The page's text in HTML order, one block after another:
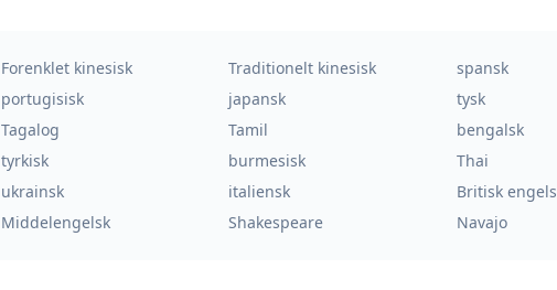
Forenklet kinesisk Traditionelt kinesisk spansk
portugisisk japansk tysk
Tagalog Tamil bengalsk
tyrkisk burmesisk Thai
ukrainsk italiensk Britisk
Middelengelsk Shakespeare Navajo